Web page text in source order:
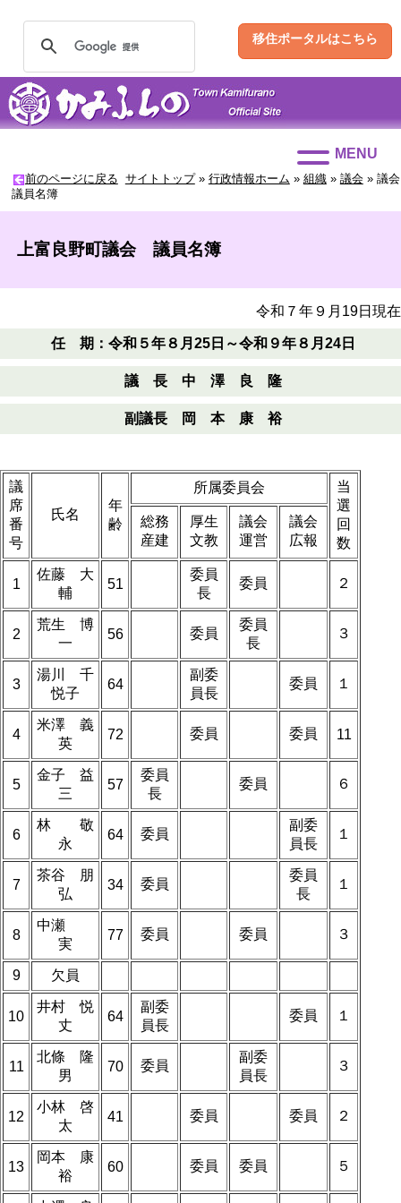
移住ポータルはこちら
MENU
前のページに戻る サイトトップ» 行政情報ホーム » 組織» 議会» 議会
議員名簿
上富良野町議会 議員名簿
令和７年９月19日現在
任 期：令和５年８月25日～令和９年８月24日
議 長 中 澤 良 隆
副議長 岡 本 康 裕
議
席
番
号
氏名
年
齢
所属委員会
当
選
回
数
総務
産建
厚生
文教
議会
運営
議会
広報
1
佐藤 大
輔
51
委員
長
委員 ２
2
荒生 博
一
56 委員
委員
長
３
3
湯川 千
悦子
64
副委
員長
委員 １
4
米澤 義
英
72 委員 委員 11
5
金子 益
三
57
委員
長
委員 ６
6
林 敬
永
64 委員
副委
員長
１
7
茶谷 朋
弘
34 委員
委員
長
１
8
中瀬
実
77 委員 委員 ３
9 欠員
10
井村 悦
丈
64
副委
員長
委員 １
11
北條 隆
男
70 委員
副委
員長
３
12
小林 啓
太
41 委員 委員 ２
13
岡本 康
裕
60 委員 委員 ５